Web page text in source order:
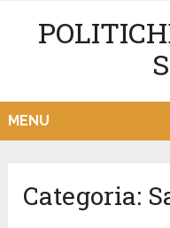
MENU
Categoria: